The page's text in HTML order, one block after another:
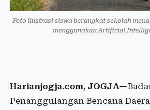
Foto ilustrasi siswa berangkat sekolah
menggunakan Artificial
Harianjogja.com, JOGJA
Penanggulangan Bencana